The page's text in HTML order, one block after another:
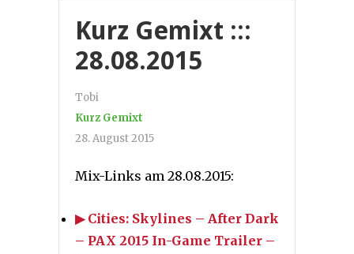
Kurz Gemixt :::
28.08.2015
Tobi
Kurz Gemixt
28. August 2015
Mix-Links am 28.08.2015:
▶ Cities: Skylines – After Dark
– PAX 2015 In-Game Trailer –